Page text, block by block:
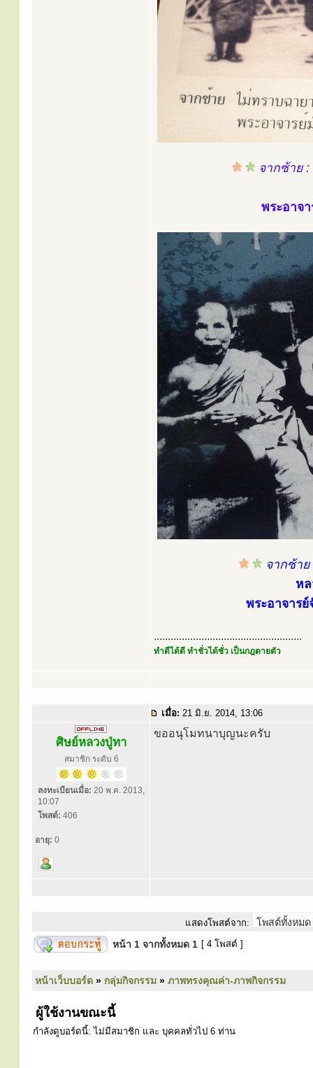
จากซ้าย :
พระอาจ
จากซ้าย
หล
พระอาจาร
.....................................................
ทำดีได้ดี ทำชั่วได้ชั่ว เป็นกฎตายตัว
เมื่อ: 21 มิ.ย. 2014, 13:06
ศิษย์หลวงปู่ทา
สมาชิก ระดับ 6
ลงทะเบียนเมื่อ: 20 พ.ค. 2013,
10:07
โพสต์: 406
อายุ: 0
ขออนุโมทนาบุญนะครับ
แสดงโพสต์จาก:
หน้า 1 จากทั้งหมด 1 [ 4 โพสต์ ]
หน้าเว็บบอร์ด » กลุ่มกิจกรรม » ภาพทรงคุณค่า-ภาพกิจกรรม
ผู้ใช้งานขณะนี้
กำลังดูบอร์ดนี้: ไม่มีสมาชิก และ บุคคลทั่วไป 6 ท่าน